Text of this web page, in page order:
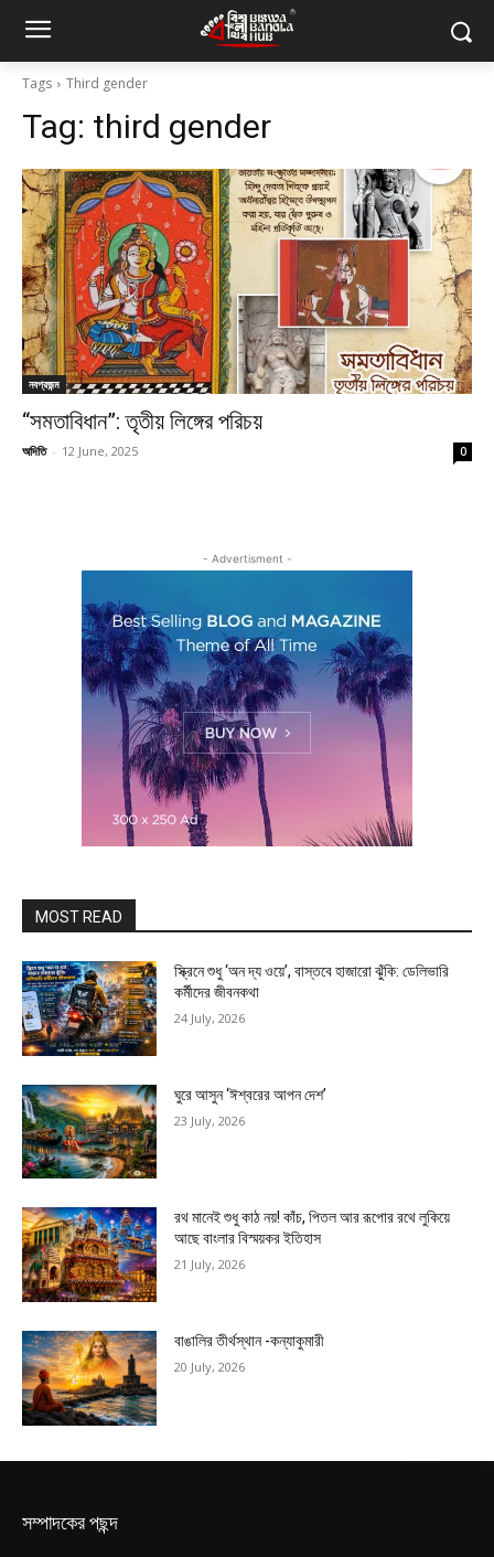
Tags Third gender
Tag: third gender
নবপ্রজন্ম
“সমতাবিধান”: তৃতীয় লিঙ্গের পরিচয়
অদিতি - 12 June, 2025 0
- Advertisment -
MOST READ
স্ক্রিনে শুধু ‘অন দ্য ওয়ে’, বাস্তবে হাজারো ঝুঁকি: ডেলিভারি
কর্মীদের জীবনকথা
24 July, 2026
ঘুরে আসুন ‘ঈশ্বরের আপন দেশ’
23 July, 2026
রথ মানেই শুধু কাঠ নয়! কাঁচ, পিতল আর রূপোর রথে লুকিয়ে
আছে বাংলার বিস্ময়কর ইতিহাস
21 July, 2026
বাঙালির তীর্থস্থান -কন্যাকুমারী
20 July, 2026
সম্পাদকের পছন্দ